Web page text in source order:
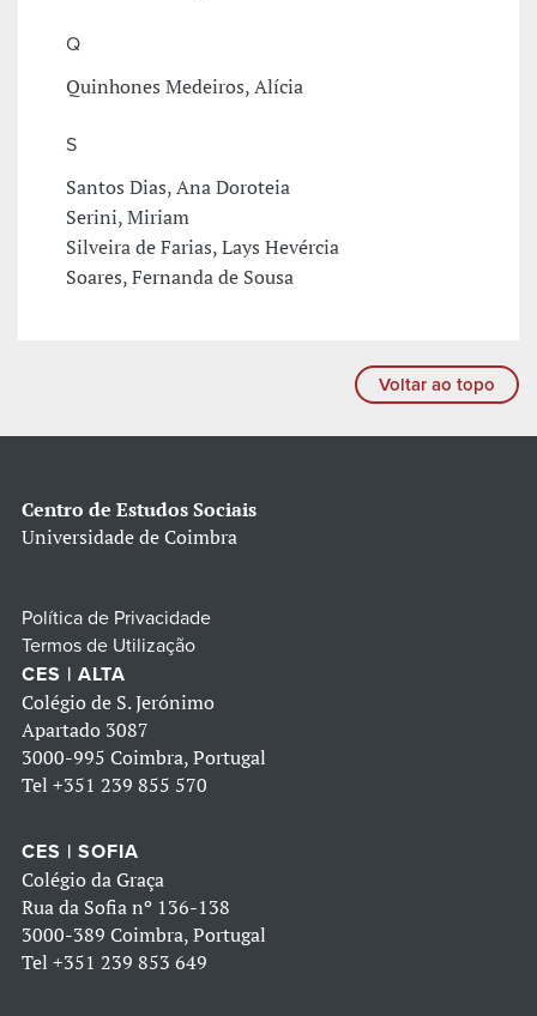
Q
Quinhones Medeiros, Alícia
S
Santos Dias, Ana Doroteia
Serini, Miriam
Silveira de Farias, Lays Hevércia
Soares, Fernanda de Sousa
Voltar ao topo
Centro de Estudos Sociais
Universidade de Coimbra
Política de Privacidade
Termos de Utilização
CES | ALTA
Colégio de S. Jerónimo
Apartado 3087
3000-995 Coimbra, Portugal
Tel +351 239 855 570
CES | SOFIA
Colégio da Graça
Rua da Sofia nº 136-138
3000-389 Coimbra, Portugal
Tel +351 239 853 649